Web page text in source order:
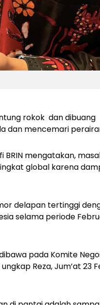
rokok dan dibuang
dan mencemari
BRIN mengatakan,
global karena
delapan tertinggi
selama periode
pada Komite
ungkap Reza, Jum’at 23